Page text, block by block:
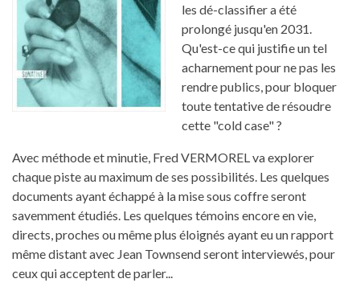
les dé-classifier a été
prolongé jusqu'en 2031.
Qu'est-ce qui justifie un tel
acharnement pour ne pas les
rendre publics, pour bloquer
toute tentative de résoudre
cette "cold case" ?
Avec méthode et minutie, Fred VERMOREL va explorer
chaque piste au maximum de ses possibilités. Les quelques
documents ayant échappé à la mise sous coffre seront
savemment étudiés. Les quelques témoins encore en vie,
directs, proches ou même plus éloignés ayant eu un rapport
même distant avec Jean Townsend seront interviewés, pour
ceux qui acceptent de parler...